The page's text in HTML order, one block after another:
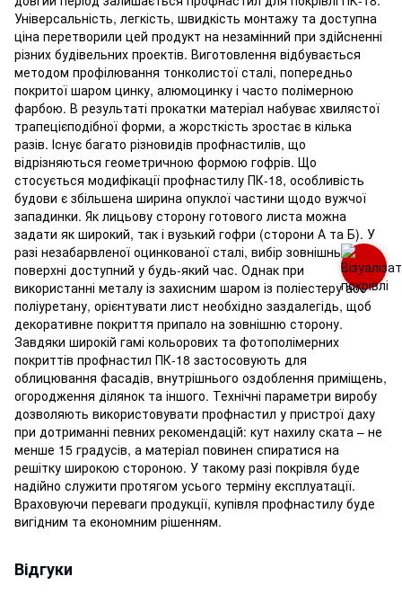
Універсальність, легкість, швидкість монтажу та доступна
ціна перетворили цей продукт на незамінний при здійсненні
різних будівельних проектів. Виготовлення відбувається
методом профілювання тонколистої сталі, попередньо
покритої шаром цинку, алюмоцинку і часто полімерною
фарбою. В результаті прокатки матеріал набуває хвилястої
трапецієподібної форми, а жорсткість зростає в кілька
разів. Існує багато різновидів профнастилів, що
відрізняються геометричною формою гофрів. Що
стосується модифікації профнастилу ПК-18, особливість
будови є збільшена ширина опуклої частини щодо вужчої
западинки. Як лицьову сторону готового листа можна
задати як широкий, так і вузький гофри (сторони А та Б). У
разі незабарвленої оцинкованої сталі, вибір зовнішньої
поверхні доступний у будь-який час. Однак при
використанні металу із захисним шаром із поліестеру або
поліуретану, орієнтувати лист необхідно заздалегідь, щоб
декоративне покриття припало на зовнішню сторону.
Завдяки широкій гамі кольорових та фотополімерних
покриттів профнастил ПК-18 застосовують для
облицювання фасадів, внутрішнього оздоблення приміщень,
огородження ділянок та іншого. Технічні параметри виробу
дозволяють використовувати профнастил у пристрої даху
при дотриманні певних рекомендацій: кут нахилу ската – не
менше 15 градусів, а матеріал повинен спиратися на
решітку широкою стороною. У такому разі покрівля буде
надійно служити протягом усього терміну експлуатації.
Враховуючи переваги продукції, купівля профнастилу буде
вигідним та економним рішенням.
Відгуки